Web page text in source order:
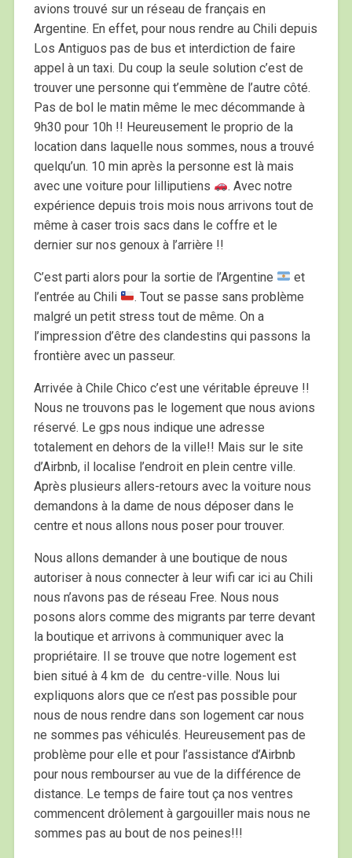
avions trouvé sur un réseau de français en
Argentine. En effet, pour nous rendre au Chili depuis
Los Antiguos pas de bus et interdiction de faire
appel à un taxi. Du coup la seule solution c’est de
trouver une personne qui t’emmène de l’autre côté.
Pas de bol le matin même le mec décommande à
9h30 pour 10h !! Heureusement le proprio de la
location dans laquelle nous sommes, nous a trouvé
quelqu’un. 10 min après la personne est là mais
avec une voiture pour lilliputiens
. Avec notre
expérience depuis trois mois nous arrivons tout de
même à caser trois sacs dans le coffre et le
dernier sur nos genoux à l’arrière !!
C’est parti alors pour la sortie de l’Argentine
et
l’entrée au Chili
. Tout se passe sans problème
malgré un petit stress tout de même. On a
l’impression d’être des clandestins qui passons la
frontière avec un passeur.
Arrivée à Chile Chico c’est une véritable épreuve !!
Nous ne trouvons pas le logement que nous avions
réservé. Le gps nous indique une adresse
totalement en dehors de la ville!! Mais sur le site
d’Airbnb, il localise l’endroit en plein centre ville.
Après plusieurs allers-retours avec la voiture nous
demandons à la dame de nous déposer dans le
centre et nous allons nous poser pour trouver.
Nous allons demander à une boutique de nous
autoriser à nous connecter à leur wifi car ici au Chili
nous n’avons pas de réseau Free. Nous nous
posons alors comme des migrants par terre devant
la boutique et arrivons à communiquer avec la
propriétaire. Il se trouve que notre logement est
bien situé à 4 km de du centre-ville. Nous lui
expliquons alors que ce n’est pas possible pour
nous de nous rendre dans son logement car nous
ne sommes pas véhiculés. Heureusement pas de
problème pour elle et pour l’assistance d’Airbnb
pour nous rembourser au vue de la différence de
distance. Le temps de faire tout ça nos ventres
commencent drôlement à gargouiller mais nous ne
sommes pas au bout de nos peines!!!